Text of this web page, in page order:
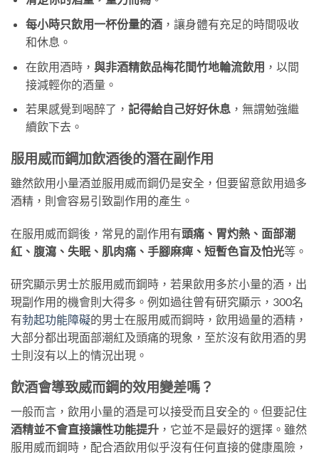
每小時只飲用一杯份量的酒，讓身體有充足的時間吸收
和休息。
在飲用酒時， 與非酒精飲品梅花間竹地輪流飲用 ，以間
接減輕你的酒量。
若果感覺到喝醉了， 記得給自己好好休息，無謂勉強繼
續飲下去。
服用威而鋼加飲酒後的潛在副作用
雖然飲用小量酒並服用威而鋼仍是安全，但要留意飲用過多
酒精，則會容易引致副作用的產生。
在服用威而鋼後，常見的副作用有頭痛、胃灼熱、面部潮
紅、腹瀉、失眠、肌肉痛、手腳麻痺、短暫色盲及怕光等。
研究顯示男士於服用威而鋼時，若果飲用多於小量的酒，出
現副作用的機會則大得多。例如過往曾有研究顯示，300名
有勃起功能障礙的男士在服用威而鋼時，飲用過量的酒精，
大部分都出現面部潮紅及頭痛的現象，至於沒有飲用酒的男
士則沒有以上的情況出現。
飲酒會導致威而鋼的效用變差嗎？
一般而言，飲用小量的酒是可以接受而且安全的。但要記住
酒精並不會直接讓性功能提升 ，它並不是最好的選擇。雖然
服用威而鋼時，配合酒飲用似乎沒有任何直接的健康風險，